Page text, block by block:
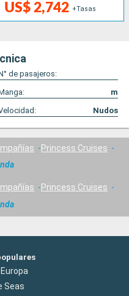
US$ 2,742 +Tasas
de pasajeros:
m
Nudos
Princess Cruises
Princess Cruises
Seas